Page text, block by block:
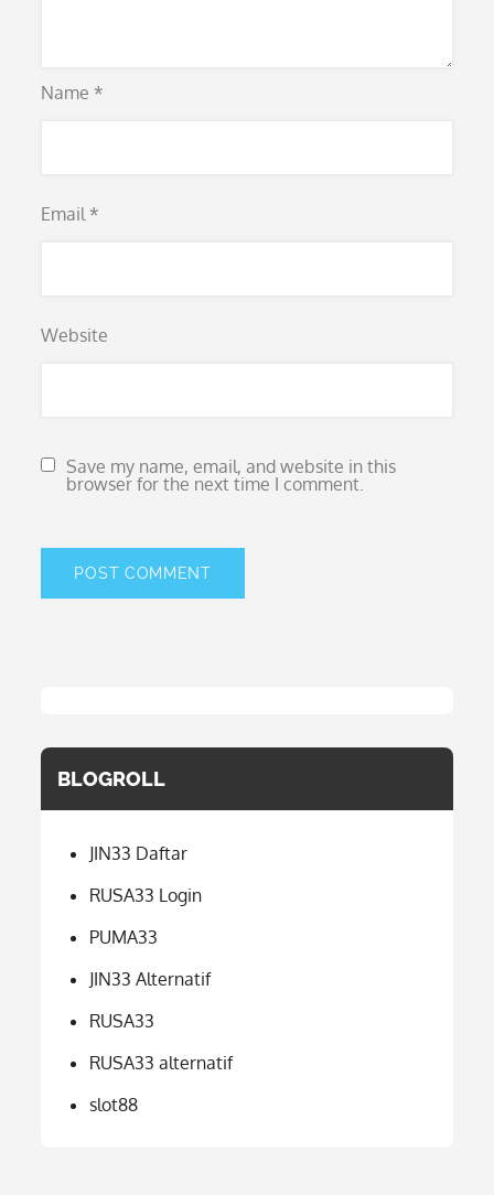
Name *
Email *
Website
Save my name, email, and website in this
browser for the next time I comment.
BLOGROLL
JIN33 Daftar
RUSA33 Login
PUMA33
JIN33 Alternatif
RUSA33
RUSA33 alternatif
slot88